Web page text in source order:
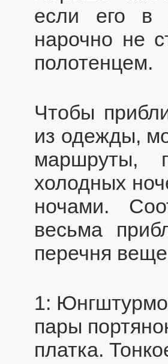
если его в
нарочно не
полотенцем.
Чтобы
из одежды,
маршруты,
холодных
ночами.
весьма
перечня
1:
пары
платка.